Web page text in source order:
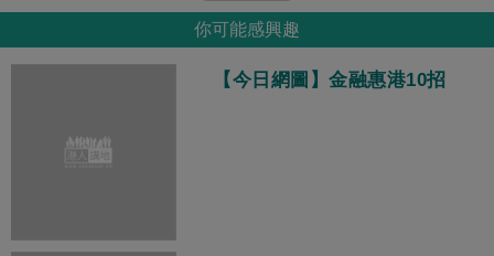
你可能感興趣
【今日網圖】金融惠港10招